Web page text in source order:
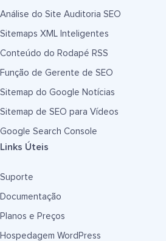
Análise do Site Auditoria SEO
Sitemaps XML Inteligentes
Conteúdo do Rodapé RSS
Função de Gerente de SEO
Sitemap do Google Notícias
Sitemap de SEO para Vídeos
Google Search Console
Links Úteis
Suporte
Documentação
Planos e Preços
Hospedagem WordPress